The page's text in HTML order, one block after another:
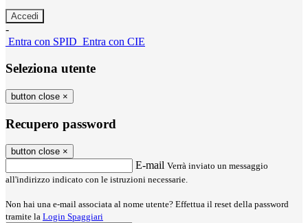
-
Entra con SPID Entra con CIE
Seleziona utente
button close ×
Recupero password
button close ×
E-mail Verrà inviato un messaggio
all'indirizzo indicato con le istruzioni necessarie.
Non hai una e-mail associata al nome utente? Effettua il reset della password
tramite la Login Spaggiari